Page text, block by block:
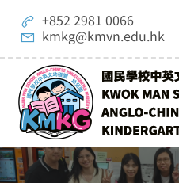
+852 2981 0066
kmkg@kmvn.edu.hk